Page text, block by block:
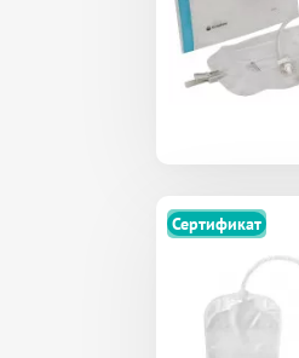
Сертификат